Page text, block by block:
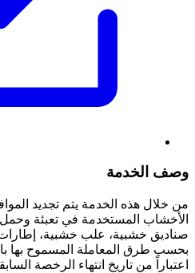
وصف الخدمة
من خلال هذه الخدمة يتم تجديد
الأخشاب المستخدمة في تعبئة
صناديق خشبية، علب خشبية،
بحسب طرق المعاملة المسموح بها
اعتباراً من تاريخ انتهاء الرخصة